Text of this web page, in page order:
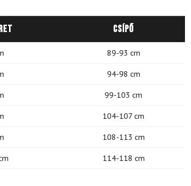
Csípő
89-93 cm
94-98 cm
99-103 cm
104-107 cm
108-113 cm
114-118 cm